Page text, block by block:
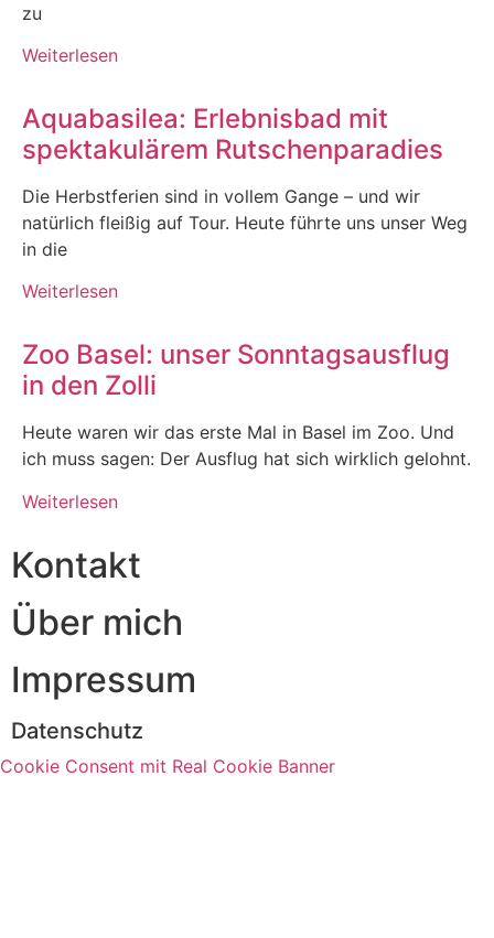
zu
Weiterlesen
Aquabasilea: Erlebnisbad mit
spektakulärem Rutschenparadies
Die Herbstferien sind in vollem Gange – und wir
natürlich fleißig auf Tour. Heute führte uns unser Weg
in die
Weiterlesen
Zoo Basel: unser Sonntagsausflug
in den Zolli
Heute waren wir das erste Mal in Basel im Zoo. Und
ich muss sagen: Der Ausflug hat sich wirklich gelohnt.
Weiterlesen
Kontakt
Über mich
Impressum
Datenschutz
Cookie Consent mit Real Cookie Banner